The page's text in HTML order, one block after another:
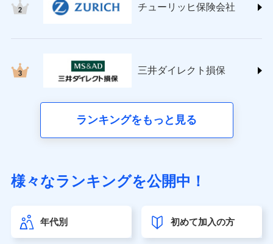
(https://www.nisshinfire.co.jp/)
(https://www.petfamilyins.co.jp/)
ins.com/)
三井ダイレクト損害保険株式会社
（https://www.sonylife.co.jp）
第一ネオ生命保険株式会社（https://neofirst.co.jp/）
大樹生命保険株式会社（https://www.taiju-life.co.jp）
チューリッヒ保険会社
三井ダイレクト損保
ランキングをもっと見る
様々なランキングを公開中！
年代別 初めて加入の方